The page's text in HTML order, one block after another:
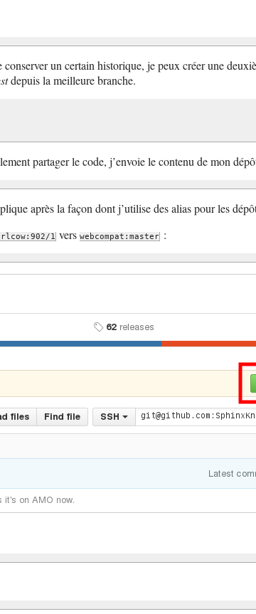
un certain historique, je peux créer une
depuis la meilleure branche.
partager le code, j’envoie le contenu de mon
après la façon dont j’utilise des alias pour les
1 vers webcompat:master :